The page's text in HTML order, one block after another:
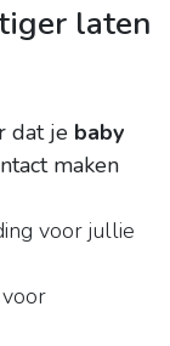
laten
dat je baby
maken
voor jullie